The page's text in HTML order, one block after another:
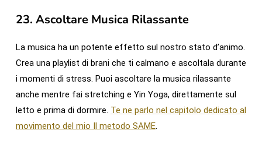
23. Ascoltare Musica Rilassante
La musica ha un potente effetto sul nostro stato d’animo.
Crea una playlist di brani che ti calmano e ascoltala durante
i momenti di stress. Puoi ascoltare la musica rilassante
anche mentre fai stretching e Yin Yoga, direttamente sul
letto e prima di dormire. Te ne parlo nel capitolo dedicato al
movimento del mio Il metodo SAME.